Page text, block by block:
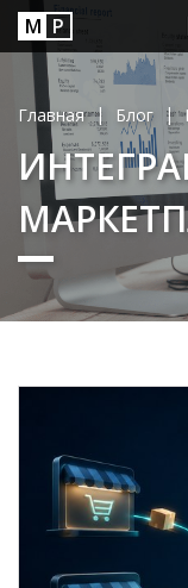
М P
Главная | Блог |